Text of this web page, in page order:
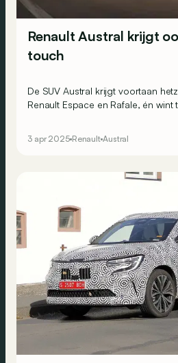
Renault Austral krijgt
touch
De SUV Austral krijgt voortaan
Renault Espace en Rafale, én
3 apr 2025 Renault Austral